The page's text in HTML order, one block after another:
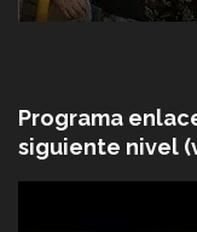
Programa
siguiente nivel